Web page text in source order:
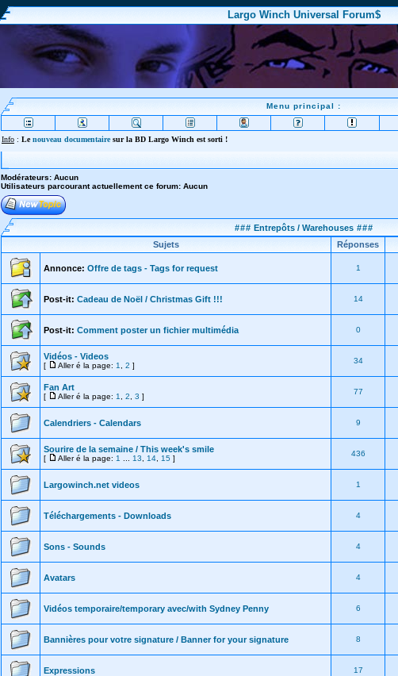
Largo Winch Universal Forum$
Menu principal :
Info : Lenouveau documentairesur la BD Largo Winch est sorti !
Modérateurs: Aucun
Utilisateurs parcourant actuellement ce forum: Aucun
### Entrepôts / Warehouses ###
Sujets
Réponses
Annonce: Offre de tags - Tags for request 1
Post-it: Cadeau de Noël / Christmas Gift !!! 14
Post-it: Comment poster un fichier multimédia 0
Vidéos - Videos
[ Aller é la page: 1 2 ]
34
Fan Art
[ Aller é la page: 1 2 3 ]
77
Calendriers - Calendars 9
Sourire de la semaine / This week's smile
[ Aller é la page: 1 13 14 15 ]
436
Largowinch.net videos 1
Téléchargements - Downloads 4
Sons - Sounds 4
Avatars 4
Vidéos temporaire/temporary avec/with Sydney Penny 6
Bannières pour votre signature / Banner for your signature 8
Expressions 17